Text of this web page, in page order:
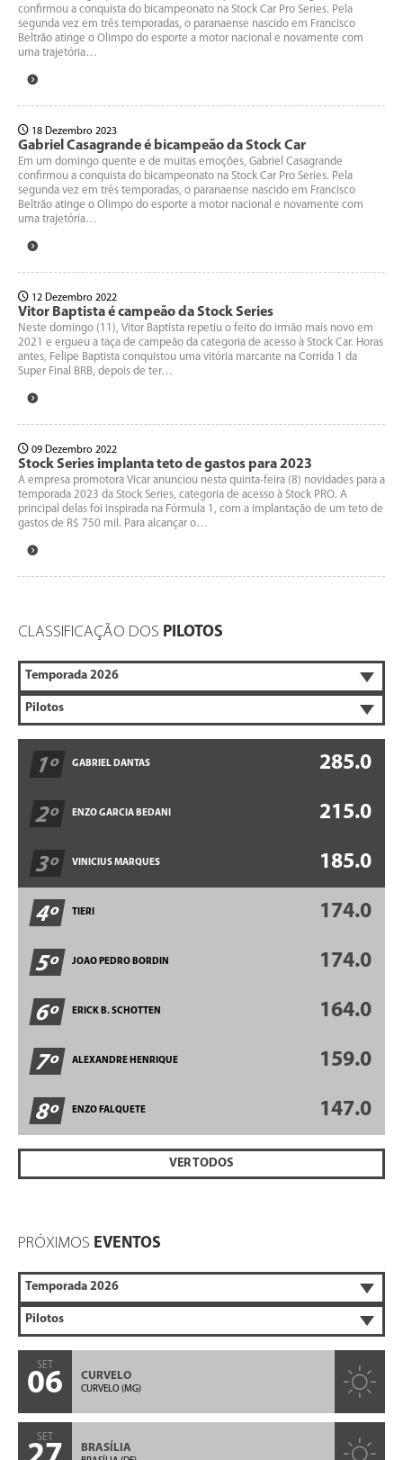
confirmou a conquista do bicampeonato na Stock Car Pro Series. Pela
segunda vez em três temporadas, o paranaense nascido em Francisco
Beltrão atinge o Olimpo do esporte a motor nacional e novamente com
uma trajetória…
18 Dezembro 2023
Gabriel Casagrande é bicampeão da Stock Car
Em um domingo quente e de muitas emoções, Gabriel Casagrande
confirmou a conquista do bicampeonato na Stock Car Pro Series. Pela
segunda vez em três temporadas, o paranaense nascido em Francisco
Beltrão atinge o Olimpo do esporte a motor nacional e novamente com
uma trajetória…
12 Dezembro 2022
Vitor Baptista é campeão da Stock Series
Neste domingo (11), Vitor Baptista repetiu o feito do irmão mais novo em
2021 e ergueu a taça de campeão da categoria de acesso à Stock Car. Horas
antes, Felipe Baptista conquistou uma vitória marcante na Corrida 1 da
Super Final BRB, depois de ter…
09 Dezembro 2022
Stock Series implanta teto de gastos para 2023
A empresa promotora Vicar anunciou nesta quinta-feira (8) novidades para a
temporada 2023 da Stock Series, categoria de acesso à Stock PRO. A
principal delas foi inspirada na Fórmula 1, com a implantação de um teto de
gastos de R$ 750 mil. Para alcançar o…
CLASSIFICAÇÃO DOS PILOTOS
1º GABRIEL DANTAS 285.0
2º ENZO GARCIA BEDANI 215.0
3º VINICIUS MARQUES 185.0
4º TIERI 174.0
5º JOAO PEDRO BORDIN 174.0
6º ERICK B. SCHOTTEN 164.0
7º ALEXANDRE HENRIQUE 159.0
8º ENZO FALQUETE 147.0
VER TODOS
PRÓXIMOS EVENTOS
SET
06 CURVELO
CURVELO (MG)
SET
BRASÍLIA